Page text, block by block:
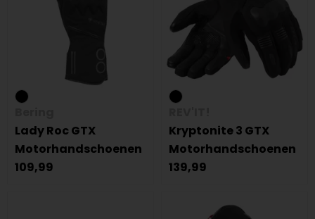
Lady Roc GTX
Motorhandschoenen
109,99
Kryptonite 3 GTX
Motorhandschoenen
139,99